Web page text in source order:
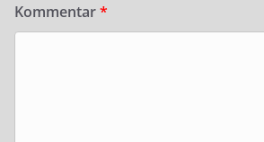
Kommentar*